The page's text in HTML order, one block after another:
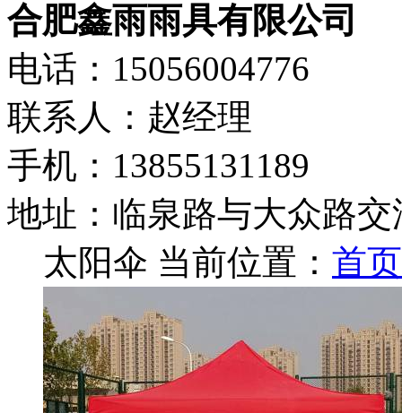
合肥鑫雨雨具有限公司
电话：15056004776
联系人：赵经理
手机：13855131189
地址：临泉路与大众路
太阳伞 当前位置： 首页